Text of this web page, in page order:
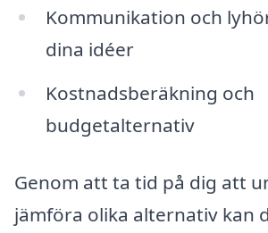
Kommunikation och
dina idéer
Kostnadsberäkning och
budgetalternativ
Genom att ta tid på dig att
jämföra olika alternativ kan